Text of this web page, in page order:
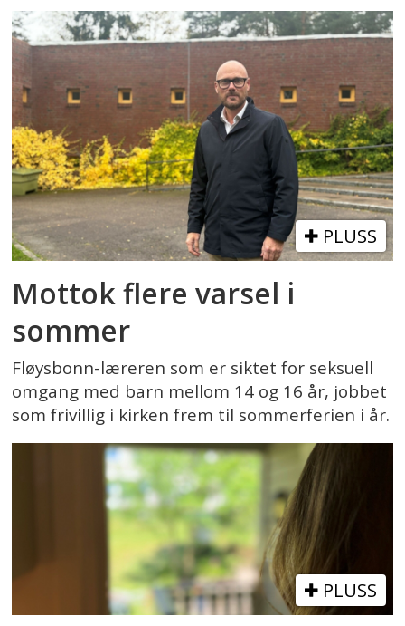
PLUSS
Mottok flere varsel i
sommer
Fløysbonn-læreren som er siktet for seksuell
omgang med barn mellom 14 og 16 år, jobbet
som frivillig i kirken frem til sommerferien i år.
PLUSS